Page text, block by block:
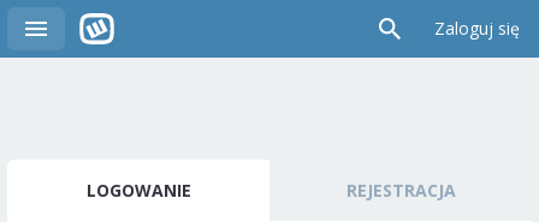
Zaloguj się
LOGOWANIE REJESTRACJA